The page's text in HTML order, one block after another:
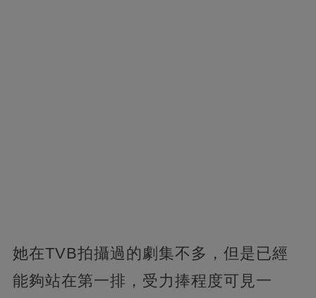
她在TVB拍攝過的劇集不多，但是已經
能夠站在第一排，受力捧程度可見一